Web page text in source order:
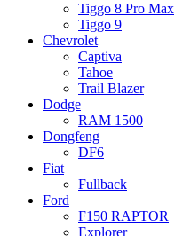
Tiggo 8 Pro Max
Tiggo 9
Chevrolet
Captiva
Tahoe
Trail Blazer
Dodge
RAM 1500
Dongfeng
DF6
Fiat
Fullback
Ford
F150 RAPTOR
Explorer